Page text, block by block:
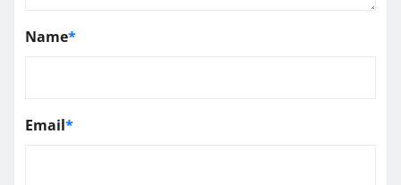
Name*
Email*